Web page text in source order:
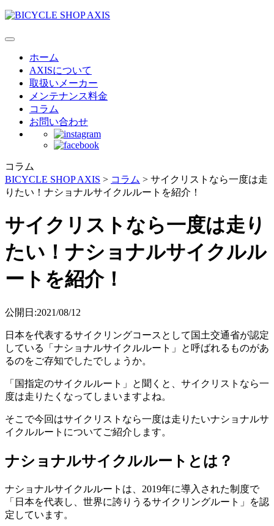
ホーム
AXISについて
取扱いメーカー
メンテナンス料金
コラム
お問い合わせ
コラム
BICYCLE SHOP AXIS > コラム > サイクリストなら一度は走
りたい！ナショナルサイクルルートを紹介！
サイクリストなら一度は走り
たい！ナショナルサイクルル
ートを紹介！
公開日:2021/08/12
日本を代表するサイクリングコースとして国土交通省が認定
している「ナショナルサイクルルート」と呼ばれるものがあ
るのをご存知でしたでしょうか。
「国指定のサイクルルート」と聞くと、サイクリストなら一
度は走りたくなってしまいますよね。
そこで今回はサイクリストなら一度は走りたいナショナルサ
イクルルートについてご紹介します。
ナショナルサイクルルートとは？
ナショナルサイクルルートは、2019年に導入された制度で
「日本を代表し、世界に誇りうるサイクリングルート」を認
定しています。